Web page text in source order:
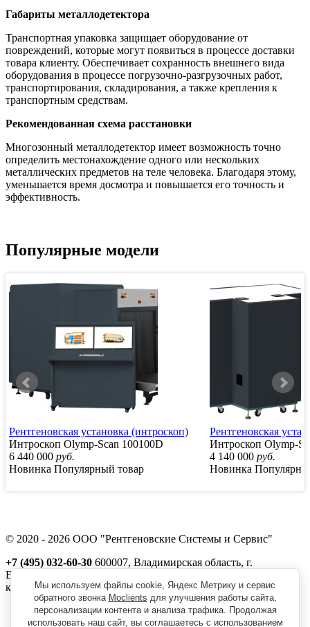
Габариты металлодетектора
Транспортная упаковка защищает оборудование от
повреждений, которые могут появиться в процессе доставки
товара клиенту. Обеспечивает сохранность внешнего вида
оборудования в процессе погрузочно-разгрузочных работ,
транспортирования, складирования, а также крепления к
транспортным средствам.
Рекомендованная схема расстановки
Многозонный металлодетектор имеет возможность точно
определить местонахождение одного или нескольких
металлических предметов на теле человека. Благодаря этому,
уменьшается время досмотра и повышается его точность и
эффективность.
Популярные модели
Рентгеновская установка (интроскоп)
Интроскоп Olymp-Scan 100100D
6 440 000 руб.
Новинка Популярный товар
Рентгеновская
Интроскоп Olymp-
4 140 000 руб.
Новинка
© 2020 - 2026 ООО "Рентгеновские Системы и Сервис"
+7 (495) 032-60-30 600007, Владимирская область, г.
Владимир, ул. Северная, д. 1м,
корп. 11, пом. 41
Реквизиты
Политика обработки персональных данных
Пользовательское соглашение
Мы используем файлы cookie, Яндекс Метрику и сервис
обратного звонка Moclients для улучшения работы сайта,
персонализации контента и анализа трафика. Продолжая
использовать наш сайт, вы соглашаетесь с использованием